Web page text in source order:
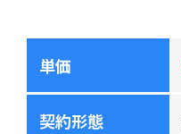
単価
契約形態